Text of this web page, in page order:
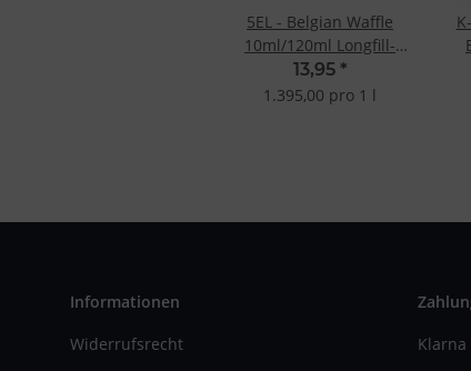
5EL - Belgian Waffle
10ml/120ml Longfill-
Aroma
13,95 *
1.395,00 pro 1 l
Informationen
Widerrufsrecht
Klarna